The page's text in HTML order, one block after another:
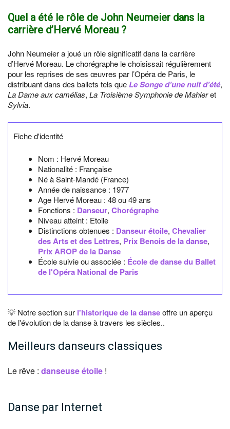
Quel a été le rôle de John Neumeier dans la
carrière d’Hervé Moreau ?
John Neumeier a joué un rôle significatif dans la carrière
d’Hervé Moreau. Le chorégraphe le choisissait régulièrement
pour les reprises de ses œuvres par l’Opéra de Paris, le
distribuant dans des ballets tels queLe Songe d’une nuit d’été,
La Dame aux camélias, La Troisième Symphonie de Mahleret
Sylvia.
Fiche d'identité
Nom : Hervé Moreau
Nationalité : Française
Né àSaint-Mandé (France)
Année de naissance : 1977
Age Hervé Moreau : 48 ou 49 ans
Fonctions : Danseur, Chorégraphe
Niveau atteint : Etoile
Distinctions obtenues : Danseur étoile, Chevalier
des Arts et des Lettres, Prix Benois de la danse,
Prix AROP de la Danse
École suivie ou associée : École de danse du Ballet
de l'Opéra National de Paris
💡 Notre section sur l'historique de la danseoffre un aperçu
de l'évolution de la danse à travers les siècles..
Meilleurs danseurs classiques
Le rêve : danseuse étoile !
Danse par Internet